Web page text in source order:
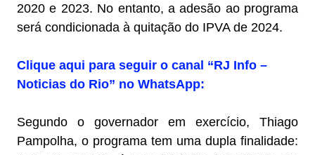
2020 e 2023. No entanto, a adesão ao programa
será condicionada à quitação do IPVA de 2024.
Clique aqui para seguir o canal “RJ Info –
Noticias do Rio” no WhatsApp:
Segundo o governador em exercício, Thiago
Pampolha, o programa tem uma dupla finalidade: